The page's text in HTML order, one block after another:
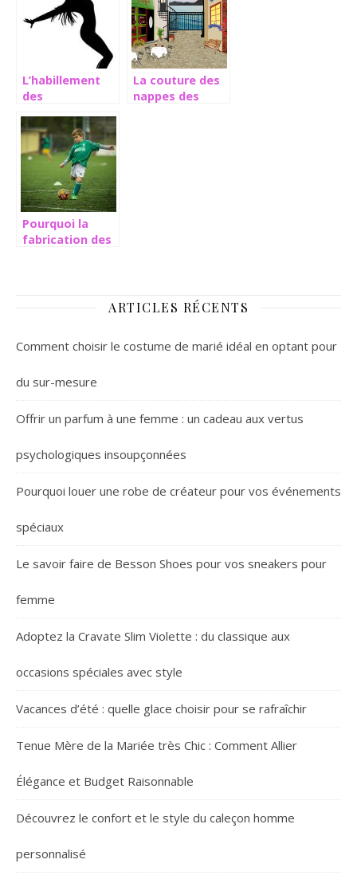
L’habillement
des
pour les stars
La couture des
nappes des
Pourquoi la
fabrication des
ARTICLES RÉCENTS
Comment choisir le costume de marié idéal en optant pour
du sur-mesure
Offrir un parfum à une femme : un cadeau aux vertus
psychologiques insoupçonnées
Pourquoi louer une robe de créateur pour vos événements
spéciaux
Le savoir faire de Besson Shoes pour vos sneakers pour
femme
Adoptez la Cravate Slim Violette : du classique aux
occasions spéciales avec style
Vacances d’été : quelle glace choisir pour se rafraîchir
Tenue Mère de la Mariée très Chic : Comment Allier
Élégance et Budget Raisonnable
Découvrez le confort et le style du caleçon homme
personnalisé